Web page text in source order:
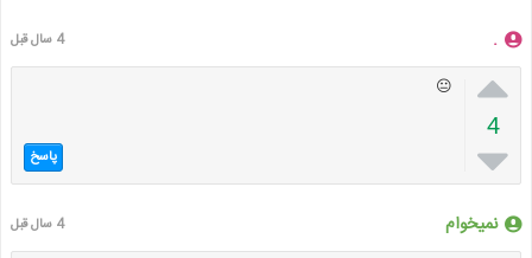
. 4 سال قبل

4

😐
پاسخ
نمیخوام 4 سال قبل